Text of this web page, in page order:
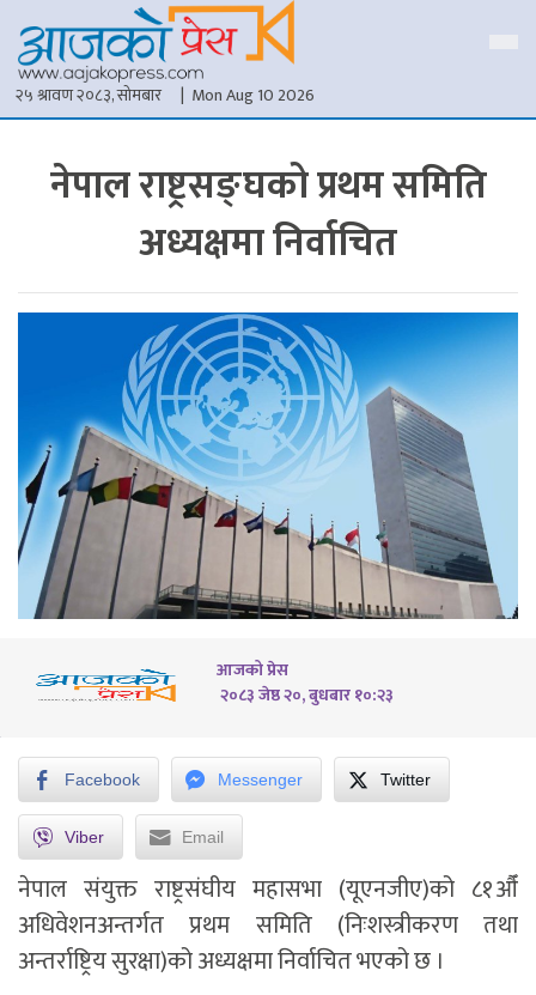
२५ श्रावण २०८३, सोमबार | Mon Aug 10 2026
नेपाल राष्ट्रसङ्घको प्रथम समिति
अध्यक्षमा निर्वाचित
आजको प्रेस
२०८३ जेष्ठ २०, बुधबार १०:२३
Facebook Messenger Twitter
Viber Email
नेपाल संयुक्त राष्ट्रसंघीय महासभा (यूएनजीए)को ८१औँ
अधिवेशनअन्तर्गत प्रथम समिति (निःशस्त्रीकरण तथा
अन्तर्राष्ट्रिय सुरक्षा)को अध्यक्षमा निर्वाचित भएको छ ।